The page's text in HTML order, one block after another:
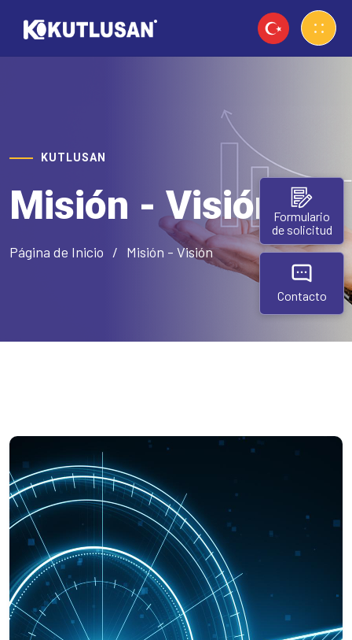
KUTLUSAN
Misión - Visión
Página de Inicio Misión - Visión
Formulario
de solicitud
Contacto